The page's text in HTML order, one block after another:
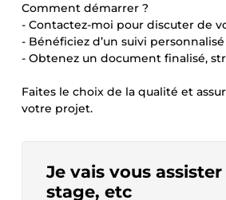
Comment démarrer ?
- Contactez-moi pour discuter de
- Bénéficiez d’un suivi
- Obtenez un document finalisé,
Faites le choix de la qualité et
votre projet.
Je vais vous
stage, etc